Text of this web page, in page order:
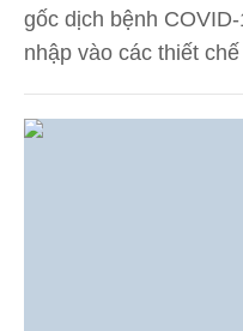
gốc dịch bệnh
nhập vào các thiết